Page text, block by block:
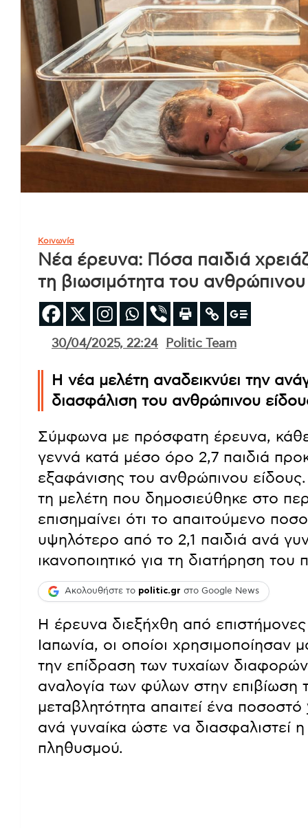
Κοινωνία
Νέα έρευνα: Πόσα παιδιά
τη βιωσιμότητα του ανθρώπινου
30/04/2025, 22:24 Politic Team
Η νέα μελέτη αναδεικνύει την
διασφάλιση του ανθρώπινου
Σύμφωνα με πρόσφατη έρευνα,
γεννά κατά μέσο όρο 2,7 παιδιά
εξαφάνισης του ανθρώπινου
τη μελέτη που δημοσιεύθηκε στο
επισημαίνει ότι το απαιτούμενο
υψηλότερο από το 2,1 παιδιά ανά
ικανοποιητικό για τη διατήρηση του
Ακολουθήστε το politic.gr στο Google News
Η έρευνα διεξήχθη από
Ιαπωνία, οι οποίοι χρησιμοποίησαν
την επίδραση των τυχαίων
αναλογία των φύλων στην
μεταβλητότητα απαιτεί ένα ποσοστό
ανά γυναίκα ώστε να διασφαλιστεί
πληθυσμού.